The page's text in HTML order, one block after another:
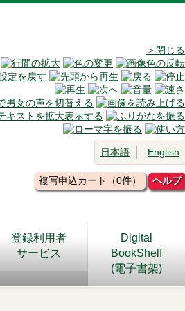
＞閉じる
日本語 English
複写申込カート（0件） ヘルプ
登録利用者
サービス
Digital
BookShelf
(電子書架)